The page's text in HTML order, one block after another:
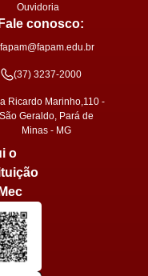
Ouvidoria
Fale conosco:
fapam@fapam.edu.br
(37) 3237-2000
Ricardo Marinho,110 -
São Geraldo, Pará de
Minas - MG
o